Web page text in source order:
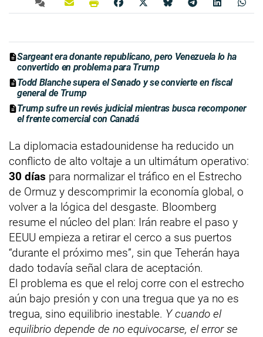
Sargeant era donante republicano, pero Venezuela lo ha
convertido en problema para Trump
Todd Blanche supera el Senado y se convierte en fiscal
general de Trump
Trump sufre un revés judicial mientras busca recomponer
el frente comercial con Canadá
La diplomacia estadounidense ha reducido un
conflicto de alto voltaje a un ultimátum operativo:
30 días para normalizar el tráfico en el Estrecho
de Ormuz y descomprimir la economía global, o
volver a la lógica del desgaste. Bloomberg
resume el núcleo del plan: Irán reabre el paso y
EEUU empieza a retirar el cerco a sus puertos
“durante el próximo mes”, sin que Teherán haya
dado todavía señal clara de aceptación.
El problema es que el reloj corre con el estrecho
aún bajo presión y con una tregua que ya no es
tregua, sino equilibrio inestable. Y cuando el
equilibrio depende de no equivocarse, el error se